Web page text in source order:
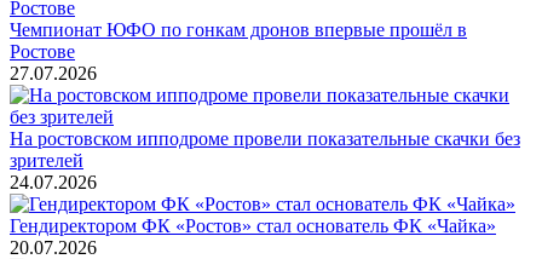
Чемпионат ЮФО по гонкам дронов впервые прошёл в
Ростове
27.07.2026
На ростовском ипподроме провели показательные скачки без
зрителей
24.07.2026
Гендиректором ФК «Ростов» стал основатель ФК «Чайка»
20.07.2026